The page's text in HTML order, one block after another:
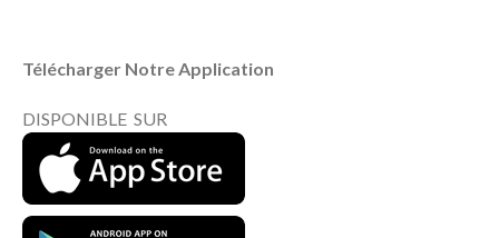
Télécharger Notre Application
DISPONIBLE SUR